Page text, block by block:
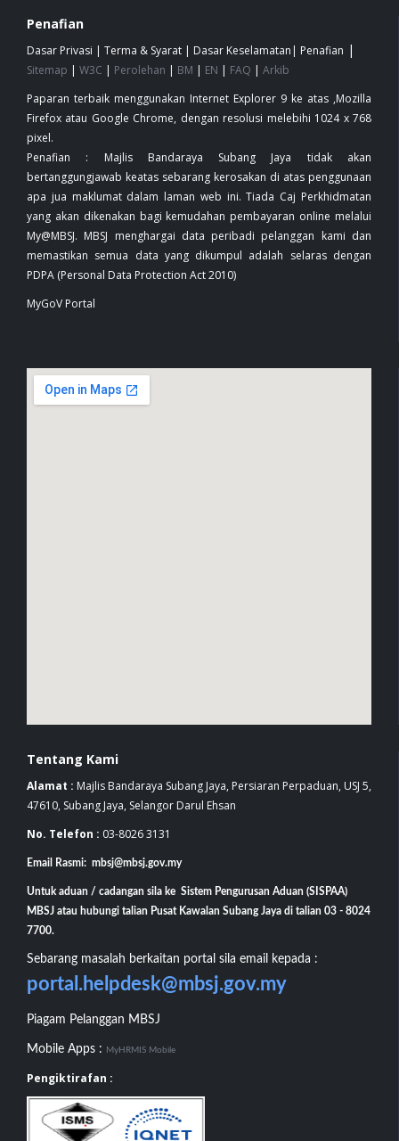
Penafian
Dasar Privasi | Terma & Syarat | Dasar Keselamatan | Penafian |
Sitemap | W3C | Perolehan | BM | EN | FAQ | Arkib
Paparan terbaik menggunakan Internet Explorer 9 ke atas ,Mozilla
Firefox atau Google Chrome, dengan resolusi melebihi 1024 x 768
pixel.
Penafian : Majlis Bandaraya Subang Jaya tidak akan
bertanggungjawab keatas sebarang kerosakan di atas penggunaan
apa jua maklumat dalam laman web ini. Tiada Caj Perkhidmatan
yang akan dikenakan bagi kemudahan pembayaran online melalui
My@MBSJ. MBSJ menghargai data peribadi pelanggan kami dan
memastikan semua data yang dikumpul adalah selaras dengan
PDPA (Personal Data Protection Act 2010)
MyGoV Portal
Tentang Kami
Alamat : Majlis Bandaraya Subang Jaya, Persiaran Perpaduan, USJ 5,
47610, Subang Jaya, Selangor Darul Ehsan
No. Telefon : 03-8026 3131
Email Rasmi: mbsj@mbsj.gov.my
Untuk aduan / cadangan sila ke Sistem Pengurusan Aduan (SISPAA)
MBSJ atau hubungi talian Pusat Kawalan Subang Jaya di talian 03 - 8024
7700.
Sebarang masalah berkaitan portal sila email kepada :
portal.helpdesk@mbsj.gov.my
Piagam Pelanggan MBSJ
Mobile Apps : MyHRMIS Mobile
Pengiktirafan :